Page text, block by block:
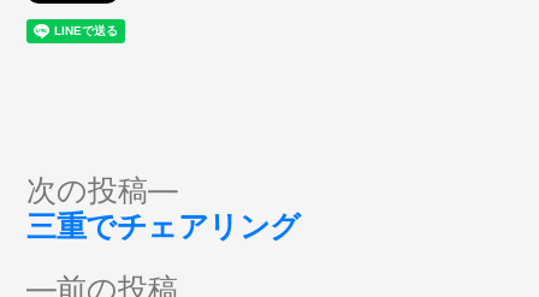
投
前の投稿
次の投稿
次
の
三重でチェアリング